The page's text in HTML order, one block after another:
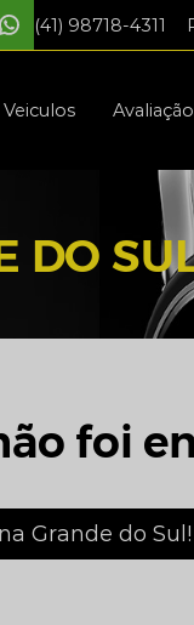
(41) 98718-4311
Veiculos Avaliação
DO
foi
Grande do Sul!